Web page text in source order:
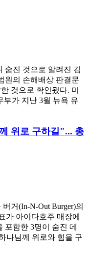
숨진 것으로 알려진 김
원의 손해배상 판결문
것으로 확인됐다. 미
부가 지난 3월 뉴욕 유
위로 구하길"... 총
거(In-N-Out Burger)의
가 아이다호주 매장에
포함한 3명이 숨진 데
나님께 위로와 힘을 구